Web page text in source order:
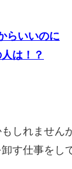
らいいのに
は！？
しれません
す仕事をし